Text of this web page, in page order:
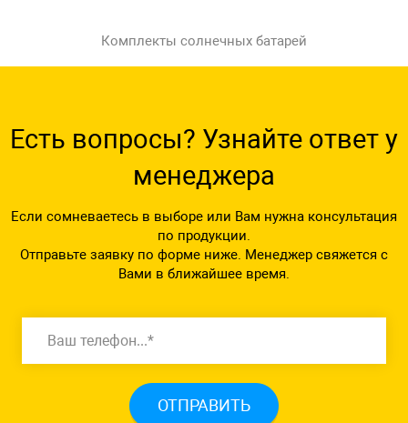
Комплекты солнечных батарей
Есть вопросы? Узнайте ответ у
менеджера
Если сомневаетесь в выборе или Вам нужна консультация
по продукции.
Отправьте заявку по форме ниже. Менеджер свяжется с
Вами в ближайшее время.
ОТПРАВИТЬ